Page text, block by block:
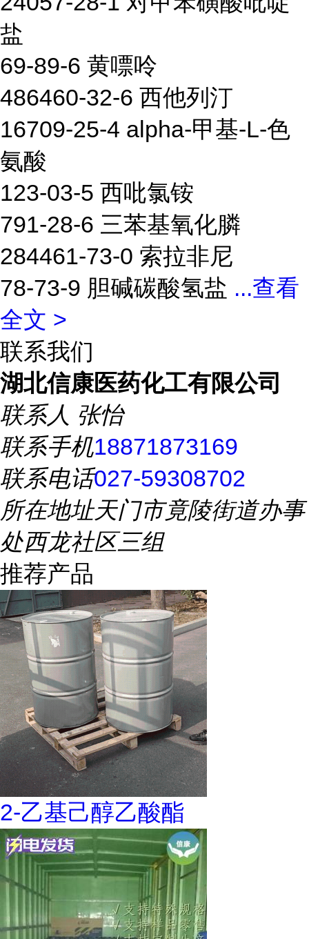
盐
69-89-6 黄嘌呤
486460-32-6 西他列汀
16709-25-4 alpha-甲基-L-色
氨酸
123-03-5 西吡氯铵
791-28-6 三苯基氧化膦
284461-73-0 索拉非尼
78-73-9 胆碱碳酸氢盐 ...查看
全文 >
联系我们
湖北信康医药化工有限公司
联系人 张怡
联系手机18871873169
联系电话027-59308702
所在地址天门市竟陵街道办事
处西龙社区三组
推荐产品
2-乙基己醇乙酸酯